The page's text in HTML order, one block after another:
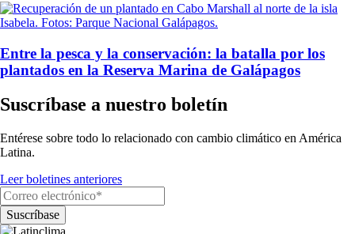
Entre la pesca y la conservación: la batalla por los
plantados en la Reserva Marina de Galápagos
Suscríbase a nuestro boletín
Entérese sobre todo lo relacionado con cambio climático en América
Latina.
Leer boletines anteriores